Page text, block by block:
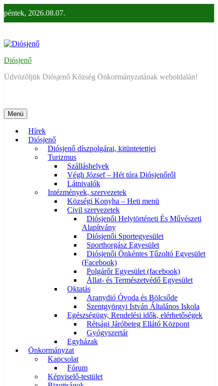
a
tartalomra
péntek, 2026.08.07.
Diósjenő
Üdvözöljük Diósjenő Község Önkormányzatának weboldalán!
Menü
Hírek
Diósjenő
Diósjenő díszpolgárai, kitüntetettjei
Turizmus
Szálláshelyek
Végh József – Hét túra Diósjenőről
Látnivalók
Intézmények, szervezetek
Községi Konyha – Heti menü
Civil szervezetek
Diósjenői Helytörténeti És Művészeti
Alapítvány
Diósjenői Sportegyesület
Sporthorgász Egyesület
Diósjenői Önkéntes Tűzoltó Egyesület
(Facebook)
Polgárőr Egyesület (facebook)
Állat- és Természetvédő Egyesület
Oktatás
Aranydió Óvoda és Bölcsőde
Szentgyörgyi István Általános Iskola
Egészségügy, Rendelési idők, elérhetőségek
Rétsági Járóbeteg Ellátó Központ
Gyógyszertár
Egyházak
Önkormányzat
Kapcsolat
Fórum
Képviselő-testület